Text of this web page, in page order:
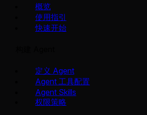
概览
使用指引
快速开始
定义 Agent
Agent 工具配置
Agent Skills
权限策略